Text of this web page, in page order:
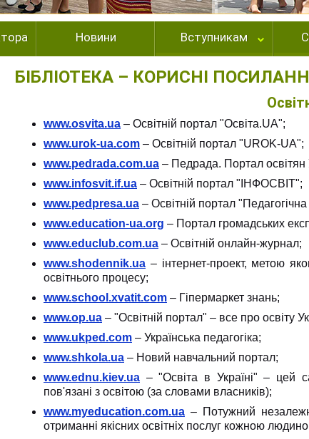
Новини Вступникам
БІБЛІОТЕКА – КОРИСНІ
www.osvita.ua – Освітній портал "Освіта.UA";
www.urok-ua.com – Освітній портал "UROK-UA";
www.pedrada.com.ua – Педрада. Портал освітян
www.infosvit.if.ua – Освітній портал "ІНФОСВІТ";
www.pedpresa.ua – Освітній портал
www.education-ua.org – Портал громадських
www.educlub.com.ua – Освітній онлайн-журнал;
www.shodennik.ua – інтернет-проект, метою
освітнього процесу;
www.school.xvatit.com – Гіпермаркет знань;
www.op.ua – "Освітній портал" – все про освіту
www.ukped.com – Українська педагогіка;
www.shkola.ua – Новий навчальний портал;
www.ednu.kiev.ua – "Освіта в Україні" – цей
пов'язані з освітою (за словами власників);
www.myeducation.com.ua – Потужний
отриманні якісних освітніх послуг кожною